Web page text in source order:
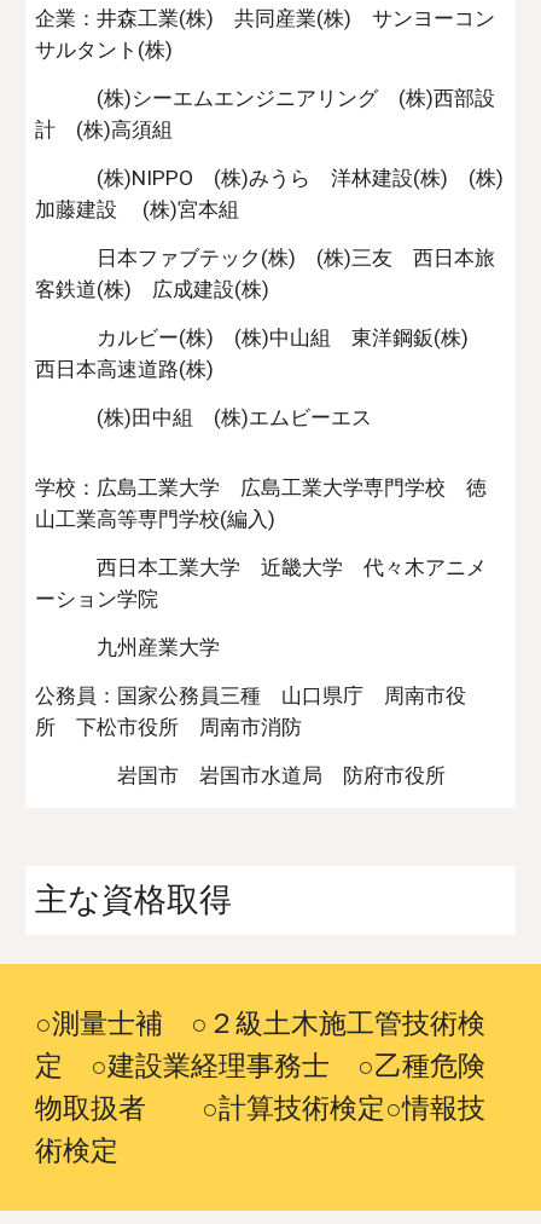
企業：井森工業(株) 共同産業(株) サンヨーコン
サルタント(株)
(株)シーエムエンジニアリング (株)西部設
計 (株)高須組
(株)NIPPO (株)みうら 洋林建設(株) (株)
加藤建設 (株)宮本組
日本ファブテック(株) (株)三友 西日本旅
客鉄道(株) 広成建設(株)
カルビー(株) (株)中山組 東洋鋼鈑(株)
西日本高速道路(株)
(株)田中組 (株)エムビーエス
学校：広島工業大学 広島工業大学専門学校 徳
山工業高等専門学校(編入)
西日本工業大学 近畿大学 代々木アニメ
ーション学院
九州産業大学
公務員：国家公務員三種 山口県庁 周南市役
所 下松市役所 周南市消防
岩国市 岩国市水道局 防府市役所
主な資格取得
○測量士補 ○２級土木施工管技術検
定 ○建設業経理事務士 ○乙種危険
物取扱者 ○計算技術検定○情報技
術検定